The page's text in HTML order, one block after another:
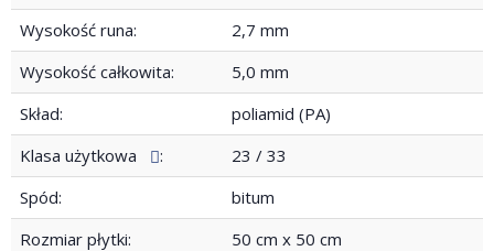
Wysokość runa:
2,7 mm
Wysokość całkowita:
5,0 mm
Skład:
poliamid (PA)
Klasa użytkowa
:
23 / 33
Spód:
bitum
Rozmiar płytki:
50 cm x 50 cm